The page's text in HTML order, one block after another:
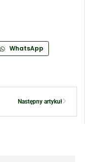
WhatsApp
Następny artykuł